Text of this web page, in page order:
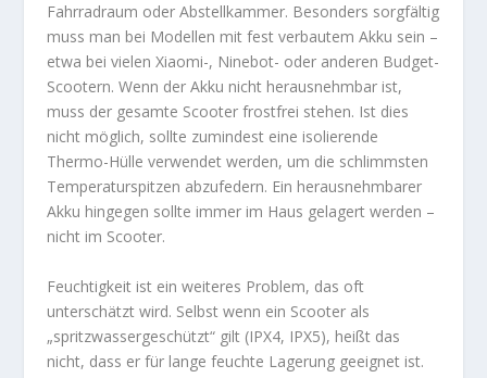
Fahrradraum oder Abstellkammer. Besonders sorgfältig
muss man bei Modellen mit fest verbautem Akku sein –
etwa bei vielen Xiaomi-, Ninebot- oder anderen Budget-
Scootern. Wenn der Akku nicht herausnehmbar ist,
muss der gesamte Scooter frostfrei stehen. Ist dies
nicht möglich, sollte zumindest eine isolierende
Thermo-Hülle verwendet werden, um die schlimmsten
Temperaturspitzen abzufedern. Ein herausnehmbarer
Akku hingegen sollte immer im Haus gelagert werden –
nicht im Scooter.
Feuchtigkeit ist ein weiteres Problem, das oft
unterschätzt wird. Selbst wenn ein Scooter als
„spritzwassergeschützt“ gilt (IPX4, IPX5), heißt das
nicht, dass er für lange feuchte Lagerung geeignet ist.